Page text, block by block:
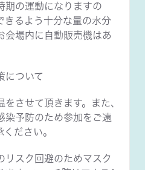
期の運動になりますの
きるよう十分な量の水分
会場内に自動販売機はあ
について
をさせて頂きます。また、
染予防のため参加をご遠
ださい。
リスク回避のためマスク